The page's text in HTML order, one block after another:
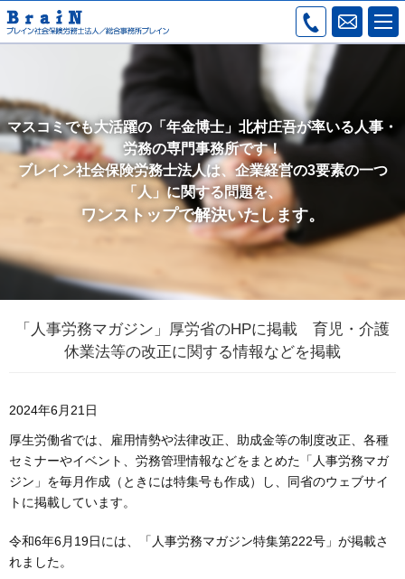
マスコミでも大活躍の「年金博士」北村庄吾が率いる人事・
労務の専門事務所です！
ブレイン社会保険労務士法人は、企業経営の3要素の一つ
「人」に関する問題を、
ワンストップで解決いたします。
「人事労務マガジン」厚労省のHPに掲載 育児・介護
休業法等の改正に関する情報などを掲載
2024年6月21日
厚生労働省では、雇用情勢や法律改正、助成金等の制度改正、各種
セミナーやイベント、労務管理情報などをまとめた「人事労務マガ
ジン」を毎月作成（ときには特集号も作成）し、同省のウェブサイ
トに掲載しています。
令和6年6月19日には、「人事労務マガジン特集第222号」が掲載さ
れました。